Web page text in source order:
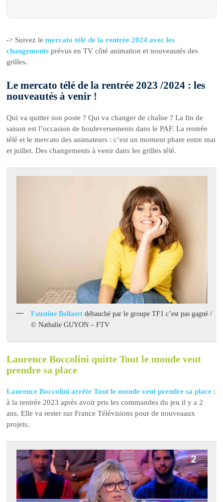
-> Suivez le mercato télé de la rentrée 2024 avec les
changements prévus en TV côté animation et nouveautés des
grilles.
Le mercato télé de la rentrée 2023 /2024 : les
nouveautés à venir !
Qui va quitter son poste ? Qui va changer de chaîne ? La fin de
saison est l’occasion de bouleversements dans le PAF. La rentrée
télé et le mercato des animateurs : c’est un moment phare entre mai
et juillet. Des changements à venir dans les grilles télé.
Faustine Bollaert débauché par le groupe TF1 c’est pas gagné /
© Nathalie GUYON – FTV
Laurence Boccolini quitte Tout le monde veut
prendre sa place
Laurence Boccolini arrête Tout le monde veut prendre sa place :
à la rentrée 2023 après avoir pris les commandes du jeu il y a 2
ans. Elle va rester sur France Télévisions pour de nouveaaux
projets.